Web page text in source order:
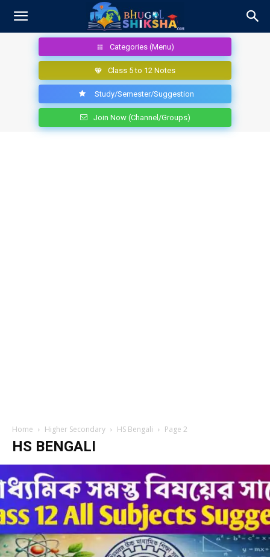
Categories (Menu)
Class 5 to 12 Notes
Study/Semester/Suggestion
Join Now (Channel/Groups)
Home Higher Secondary HS Bengali Page 2
HS BENGALI